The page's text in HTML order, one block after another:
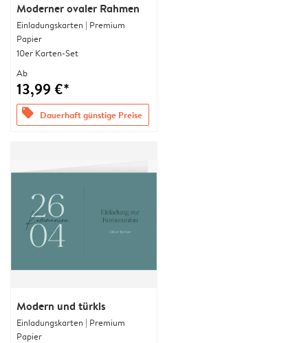
Moderner ovaler Rahmen
Einladungskarten | Premium
Papier
10er Karten-Set
Ab
13,99 €*
offers Dauerhaft günstige Preise
Modern und türkis
Einladungskarten | Premium
Papier